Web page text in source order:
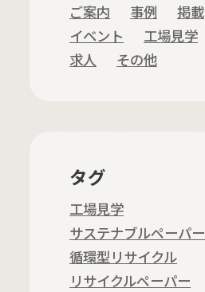
ご案内 事例 掲載
イベント
工場見学
求人
その他
タグ
工場見学
サステナブルペーパー
循環型リサイクル
リサイクルペーパー